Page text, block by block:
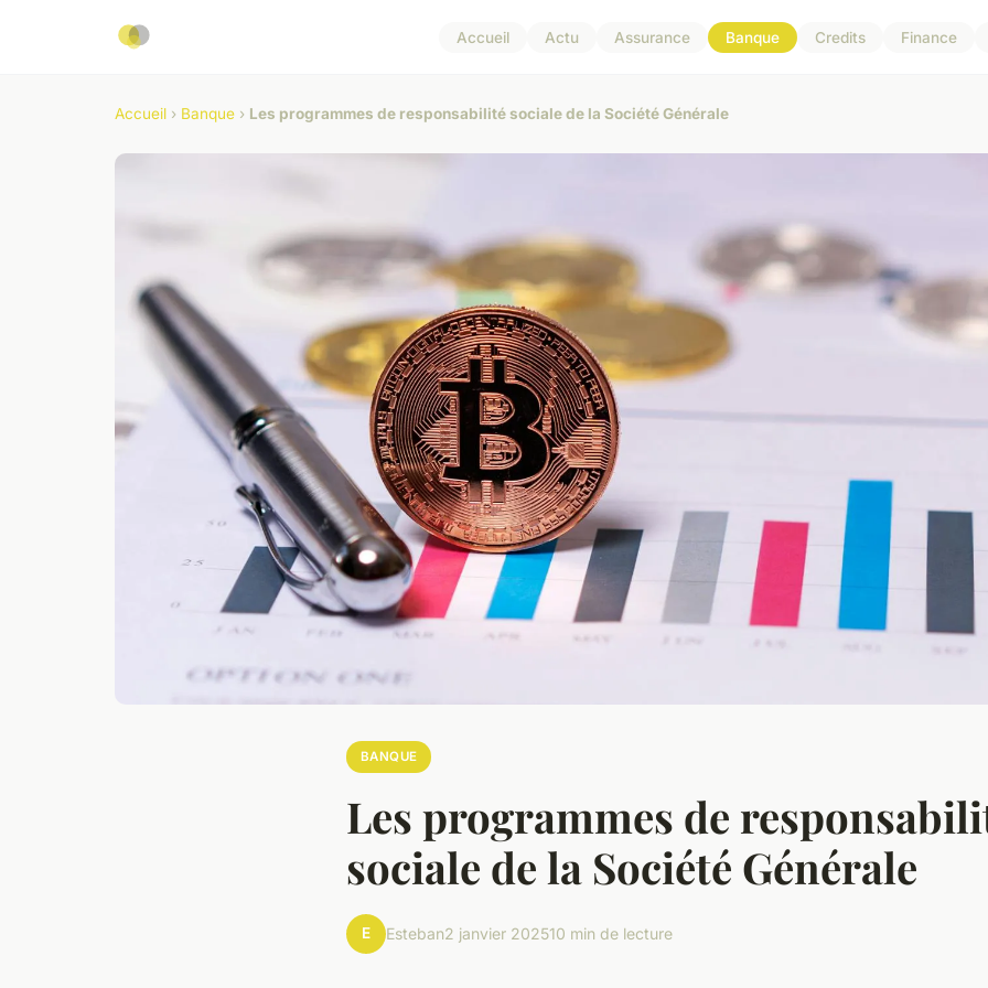
Accueil Actu Assurance Banque Credits Finance
Accueil › Banque › Les programmes de responsabilité sociale de la Société Générale
BANQUE
Les programmes de
sociale de la Société Générale
E Esteban2 janvier 202510 min de lecture